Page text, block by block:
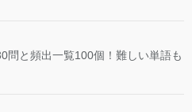
問と頻出一覧100個！難しい単語も